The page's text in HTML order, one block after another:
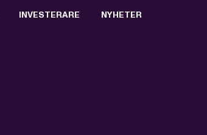
INVESTERARE
NYHETER